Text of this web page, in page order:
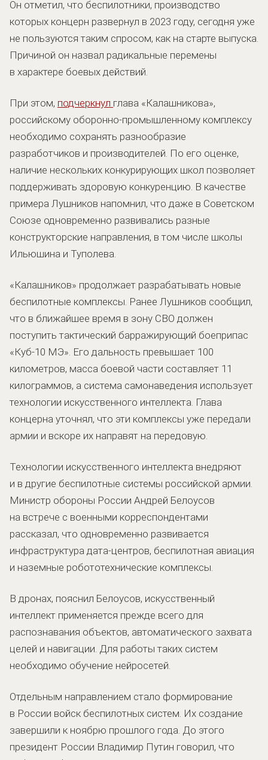
Он отметил, что беспилотники, производство
которых концерн развернул в 2023 году, сегодня уже
не пользуются таким спросом, как на старте выпуска.
Причиной он назвал радикальные перемены
в характере боевых действий.
При этом, подчеркнул глава «Калашникова»,
российскому оборонно-промышленному комплексу
необходимо сохранять разнообразие
разработчиков и производителей. По его оценке,
наличие нескольких конкурирующих школ позволяет
поддерживать здоровую конкуренцию. В качестве
примера Лушников напомнил, что даже в Советском
Союзе одновременно развивались разные
конструкторские направления, в том числе школы
Ильюшина и Туполева.
«Калашников» продолжает разрабатывать новые
беспилотные комплексы. Ранее Лушников сообщил,
что в ближайшее время в зону СВО должен
поступить тактический барражирующий боеприпас
«Куб-10 МЭ». Его дальность превышает 100
километров, масса боевой части составляет 11
килограммов, а система самонаведения использует
технологии искусственного интеллекта. Глава
концерна уточнял, что эти комплексы уже передали
армии и вскоре их направят на передовую.
Технологии искусственного интеллекта внедряют
и в другие беспилотные системы российской армии.
Министр обороны России Андрей Белоусов
на встрече с военными корреспондентами
рассказал, что одновременно развивается
инфраструктура дата-центров, беспилотная авиация
и наземные робототехнические комплексы.
В дронах, пояснил Белоусов, искусственный
интеллект применяется прежде всего для
распознавания объектов, автоматического захвата
целей и навигации. Для работы таких систем
необходимо обучение нейросетей.
Отдельным направлением стало формирование
в России войск беспилотных систем. Их создание
завершили к ноябрю прошлого года. До этого
президент России Владимир Путин говорил, что